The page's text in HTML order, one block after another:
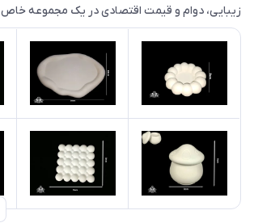
زیبایی، دوام و قیمت اقتصادی در یک مجموعه خاص